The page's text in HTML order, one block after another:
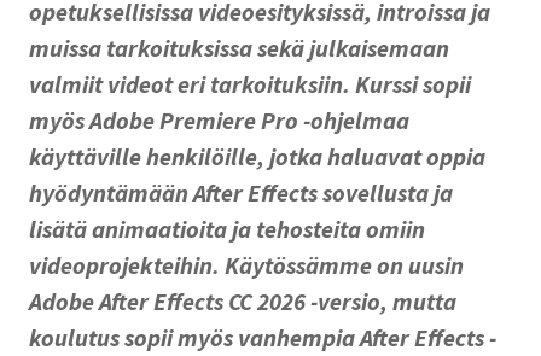
opetuksellisissa videoesityksissä, introissa ja
muissa tarkoituksissa sekä julkaisemaan
valmiit videot eri tarkoituksiin. Kurssi sopii
myös Adobe Premiere Pro -ohjelmaa
käyttäville henkilöille, jotka haluavat oppia
hyödyntämään After Effects sovellusta ja
lisätä animaatioita ja tehosteita omiin
videoprojekteihin. Käytössämme on uusin
Adobe After Effects CC 2026 -versio, mutta
koulutus sopii myös vanhempia After Effects -